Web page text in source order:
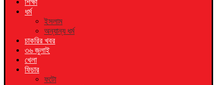
শিক্ষা
ধর্ম
ইসলাম
অন্যান্য ধর্ম
চাকরির খবর
৩৬ জুলাই
খেলা
ফিচার
ফটো